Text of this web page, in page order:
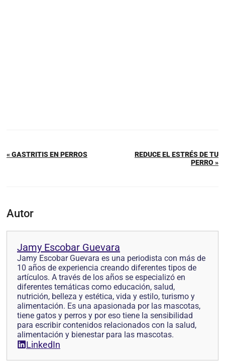
« GASTRITIS EN PERROS
REDUCE EL ESTRÉS DE TU
PERRO »
Autor
Jamy Escobar Guevara
Jamy Escobar Guevara es una periodista con más de
10 años de experiencia creando diferentes tipos de
artículos. A través de los años se especializó en
diferentes temáticas como educación, salud,
nutrición, belleza y estética, vida y estilo, turismo y
alimentación. Es una apasionada por las mascotas,
tiene gatos y perros y por eso tiene la sensibilidad
para escribir contenidos relacionados con la salud,
alimentación y bienestar para las mascotas.
LinkedIn